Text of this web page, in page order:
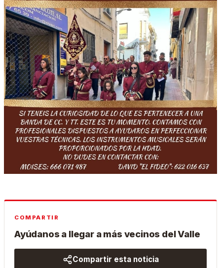
COMPARTIR
Ayúdanos a llegar a más vecinos del Valle
Compartir esta noticia